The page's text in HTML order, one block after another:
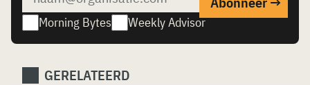
Morning Bytes Weekly Advisor
GERELATEERD